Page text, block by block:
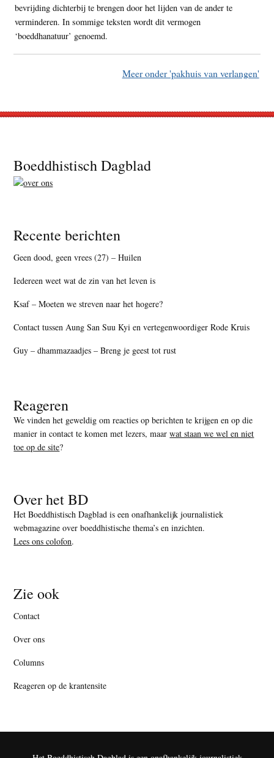
bevrijding dichterbij te brengen door het lijden van de ander te
verminderen. In sommige teksten wordt dit vermogen
‘boeddhanatuur’ genoemd.
Meer onder 'pakhuis van verlangen'
Footer
Boeddhistisch Dagblad
Recente berichten
Geen dood, geen vrees (27) – Huilen
Iedereen weet wat de zin van het leven is
Ksaf – Moeten we streven naar het hogere?
Contact tussen Aung San Suu Kyi en vertegenwoordiger Rode Kruis
Guy – dhammazaadjes – Breng je geest tot rust
Reageren
We vinden het geweldig om reacties op berichten te krijgen en op die
manier in contact te komen met lezers, maarwat staan we wel en niet
toe op de site?
Over het BD
Het Boeddhistisch Dagblad is een onafhankelijk journalistiek
webmagazine over boeddhistische thema’s en inzichten.
Lees ons colofon.
Zie ook
Contact
Over ons
Columns
Reageren op de krantensite